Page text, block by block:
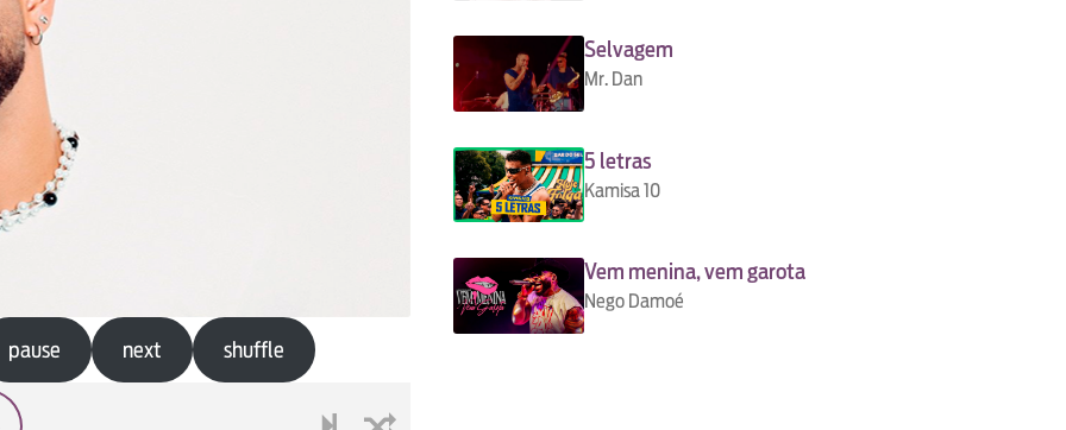
pause next shuffle
Selvagem
Mr. Dan
5 letras
Kamisa 10
Vem menina, vem garota
Nego Damoé